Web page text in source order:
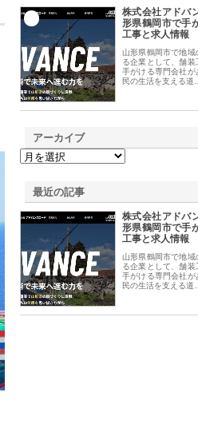
株式会社アドバ
形県鶴岡市で手
工事と求人情報
山形県鶴岡市で地域
る企業として、舗装
手がける専門会社が
民の生活を支える道…
アーカイブ
最近の記事
株式会社アドバ
形県鶴岡市で手
工事と求人情報
山形県鶴岡市で地域
る企業として、舗装
手がける専門会社が
民の生活を支える道…